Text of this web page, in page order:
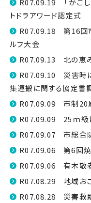
R07.09.19 「かごし
トドラアワード認定式
R07.09.18 第16回
ルフ大会
R07.09.13 北の恵
R07.09.10 災害時
集運搬に関する協定書
R07.09.09 市制20
R07.09.09 25ｍ級
R07.09.07 市総合
R07.09.06 第6回
R07.09.06 有木敬
R07.08.29 地域お
R07.08.28 災害救